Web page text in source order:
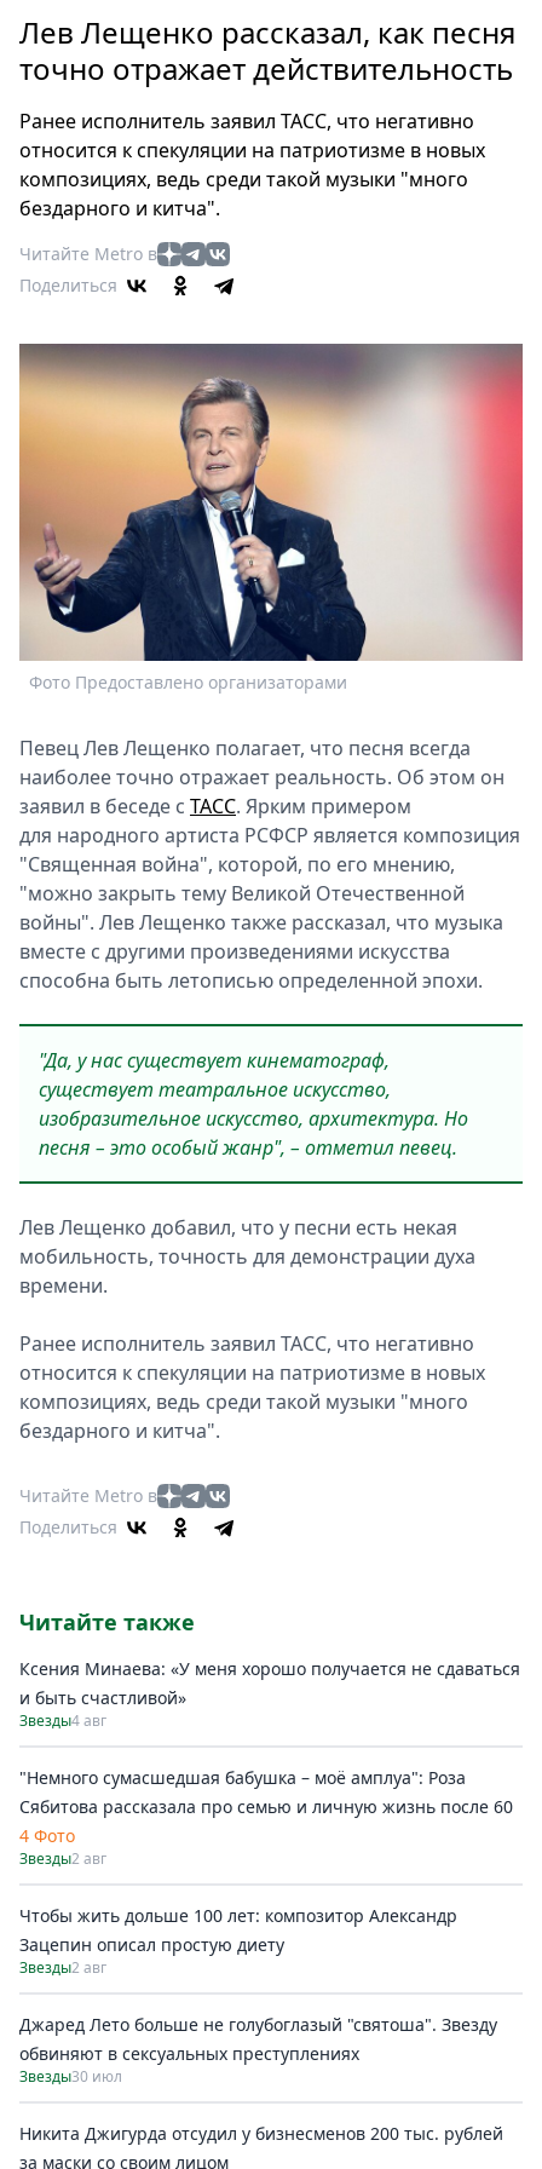
Россия
Мир
Еда
Туризм
Мода
Театр
Кино
Афиша
Книги
Выставки
Пресс-
релизы
Metro
Стримы
Спецпроекты
Звезды
Выборы
2026
Скачай
Лев Лещенко рассказал, как песня
точно отражает действительность
Ранее исполнитель заявил ТАСС, что негативно
относится к спекуляции на патриотизме в новых
композициях, ведь среди такой музыки "много
бездарного и китча".
Читайте Metro в
Поделиться
Фото Предоставлено организаторами
Певец Лев Лещенко полагает, что песня всегда
наиболее точно отражает реальность. Об этом он
заявил в беседе с ТАСС. Ярким примером
для народного артиста РСФСР является композиция
"Священная война", которой, по его мнению,
"можно закрыть тему Великой Отечественной
войны". Лев Лещенко также рассказал, что музыка
вместе с другими произведениями искусства
способна быть летописью определенной эпохи.
"Да, у нас существует кинематограф,
существует театральное искусство,
изобразительное искусство, архитектура. Но
песня – это особый жанр", – отметил певец.
Лев Лещенко добавил, что у песни есть некая
мобильность, точность для демонстрации духа
времени.
Ранее исполнитель заявил ТАСС, что негативно
относится к спекуляции на патриотизме в новых
композициях, ведь среди такой музыки "много
бездарного и китча".
Читайте Metro в
Поделиться
Читайте также
Ксения Минаева: «У меня хорошо получается не сдаваться
и быть счастливой»
Звезды4 авг
"Немного сумасшедшая бабушка – моё амплуа": Роза
Сябитова рассказала про семью и личную жизнь после 60
4 Фото
Звезды2 авг
Чтобы жить дольше 100 лет: композитор Александр
Зацепин описал простую диету
Звезды2 авг
Джаред Лето больше не голубоглазый "святоша". Звезду
обвиняют в сексуальных преступлениях
Звезды30 июл
Никита Джигурда отсудил у бизнесменов 200 тыс. рублей
за маски со своим лицом